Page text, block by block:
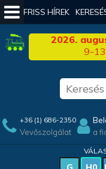
FRISS HÍREK
2026.
9-
+36 (1) 686-2350
Vevőszolgálat
a